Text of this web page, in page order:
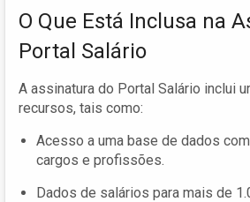
O Que Está Inclusa na
Portal Salário
A assinatura do Portal Salário inclui
recursos, tais como:
Acesso a uma base de dados
cargos e profissões.
Dados de salários para mais de